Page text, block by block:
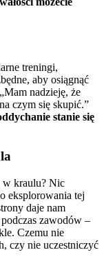
treningi,
aby osiągnąć
nadzieję, że
czym się skupić.”
stanie się
w kraulu? Nic
eksplorowania tej
daje nam
zawodów –
Czemu nie
czy nie uczestniczyć